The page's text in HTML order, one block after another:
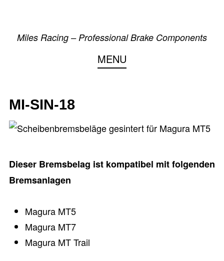
contentMiles Racing – Professional Brake Components
MENU
MI-SIN-18
Dieser Bremsbelag ist kompatibel mit folgenden
Bremsanlagen
Magura MT5
Magura MT7
Magura MT Trail